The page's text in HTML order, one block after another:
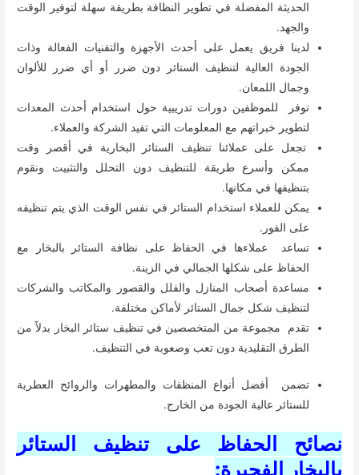
الحديثة المفضلة في تطوير النظافة بطريقة سهلة لتوفير الوقت
والجهد.
لدينا فريق يعمل على أحدث الأجهزة والتقنيات الفعالة وذات
الجودة العالية لتنظيف الستائر دون ضرر أو أي ضرر للألوان
وجمال اللمعان.
توفر للموظفين دورات تدريبية حول استخدام أحدث المعدات
لتطوير خبراتهم مع المعلومات التي تفيد الشركة والعملاء.
تجعل على عملائنا تنظيف الستائر البخارية في أقصر وقت
ممكن وأسرع طريقة للتنظيف دون التحلل والتثبيت ونقوم
بتنظيفها في مكانها.
يمكن للعملاء استخدام الستائر في نفس الوقت الذي يتم تنظيفه
على الفور.
تساعد عملاءها في الحفاظ على نظافة الستائر بالبخار مع
الحفاظ على شكلها الجمالي في الزينة.
مساعدة أصحاب المنازل والفلل والقصور والمكاتب والشركات
لتنظيف شكل جمال الستائر لأماكن مختلفة.
تقدم مجموعة من المتخصصين في تنظيف ستائر البخار بدلاً من
الطرق التقليدية دون تعب وصعوبة في التنظيف.
تضمن أفضل أنواع المنظفات والمطهرات والروائح العطرية
للستائر عالية الجودة من الخارج.
نصائح الحفاظ على تنظيف الستائر
بالبخار الفجيرة: